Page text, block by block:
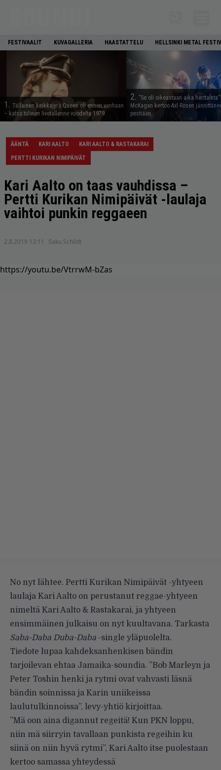
FESTIVAALIT KUVAGALLERIA HAASTATTELU HELLSINKI METAL
1. Tällainen keikkajyrä Queen oli ennen vanhaan
– katso tulinen livetallenne vuodelta 1979
2. ”Se oli oikeastaan aika
McKagan kertoo Axl Rosen
pestiään
ÄÄNTÄ KARI AALTO
KARI AALTO & RASTAKARAI
PERTTI KURIKAN NIMIPÄIVÄT
Kari Aalto on taas vauhdissa –
Pertti Kurikan Nimipäivät -laulaja
vaihtoi punkin reggaeen
2.8.2019 12:11 Saku Schildt
https://youtu.be/VtrrwM-bZas
No nyt lähtee. Pertti Kurikan Nimipäivät -yhtyeen
laulaja Kari Aalto on perustanut reggae-yhtyeen
nimeltä Kari Aalto & Rastakarai, ja yhtyeen
ensimmäinen julkaisu on nyt kuultavana. Tarkasta
Saba-Daba Duba-Daba -single yläpuolelta.
Tiedote lupaa kahdeksanhenkisen bändin
tarjoilevan ehtaa Jamaika-soundia. ”Bob Marleyn ja
Peter Toshin henki ja rytmi ovat vahvasti läsnä
bändin soinnissa ja Karin uniikeissa
laulutulkinnoissa”, levy-yhtiö kirjoittaa.
”Mä oon aina digannut regeitä! Kun PKN loppu,
niin mä siirryin tavallaan punkista regeihin ku
siinä on niin hyvä rytmi”, Kari Aalto itse puolestaan
kertoo samassa yhteydessä